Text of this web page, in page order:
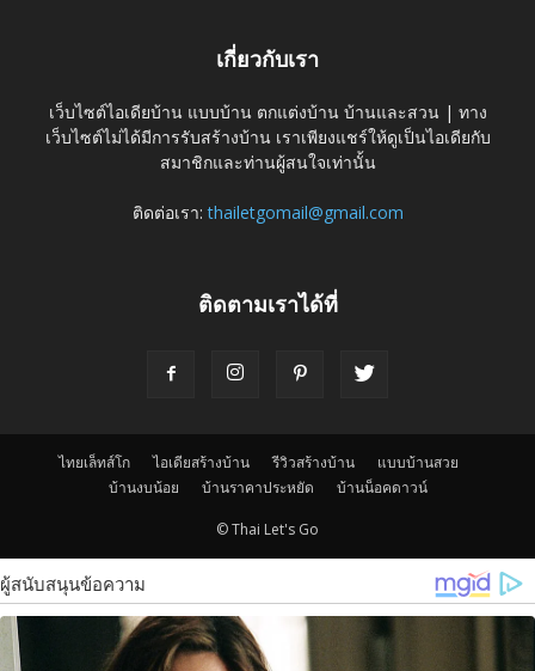
เกี่ยวกับเรา
เว็บไซต์ไอเดียบ้าน แบบบ้าน ตกแต่งบ้าน บ้านและสวน | ทาง
เว็บไซต์ไม่ได้มีการรับสร้างบ้าน เราเพียงแชร์ให้ดูเป็นไอเดียกับ
สมาชิกและท่านผู้สนใจเท่านั้น
ติดต่อเรา:thailetgomail@gmail.com
ติดตามเราได้ที่
ไทยเล็ทส์โก ไอเดียสร้างบ้าน รีวิวสร้างบ้าน
แบบบ้านสวย
บ้านงบน้อย
บ้านราคาประหยัด บ้านน็อคดาวน์
© Thai Let's Go